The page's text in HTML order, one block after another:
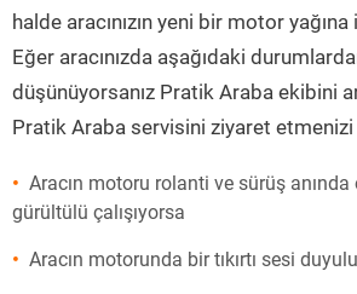
halde aracınızın yeni bir motor
Eğer aracınızda aşağıdaki
düşünüyorsanız Pratik Araba ekibini
Pratik Araba servisini ziyaret
Aracın motoru rolanti ve sürüş
gürültülü çalışıyorsa
Aracın motorunda bir tıkırtı sesi